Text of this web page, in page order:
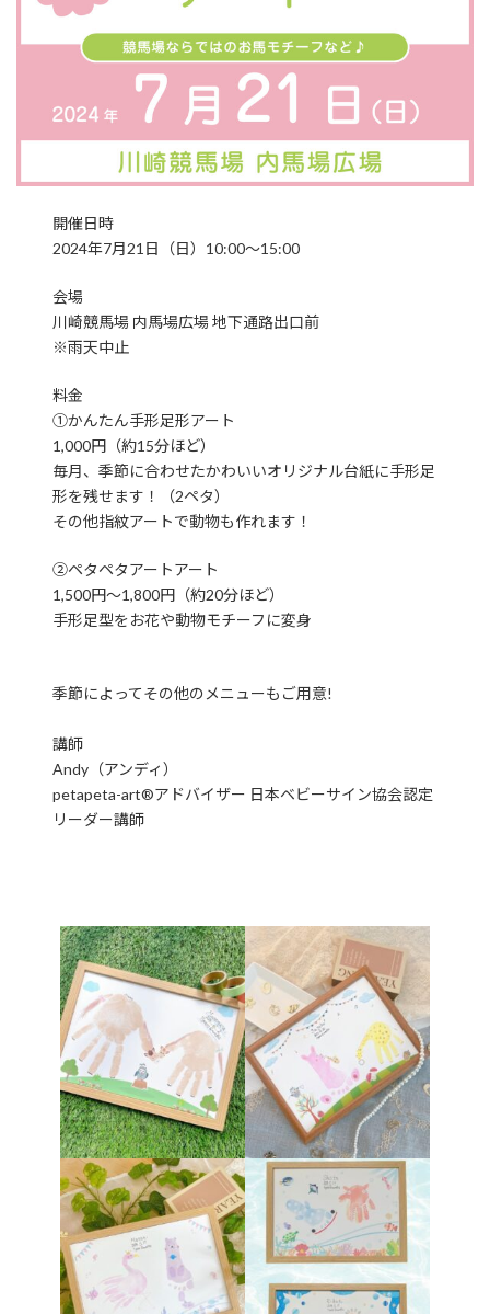
開催日時
2024年7月21日（日）10:00～15:00
会場
川崎競馬場 内馬場広場 地下通路出口前
※雨天中止
料金
①かんたん手形足形アート
1,000円（約15分ほど）
毎月、季節に合わせたかわいいオリジナル台紙に手形足
形を残せます！（2ペタ）
その他指紋アートで動物も作れます！
②ペタペタアートアート
1,500円〜1,800円（約20分ほど）
手形足型をお花や動物モチーフに変身
季節によってその他のメニューもご用意!
講師
Andy（アンディ）
petapeta-art®アドバイザー 日本ベビーサイン協会認定
リーダー講師